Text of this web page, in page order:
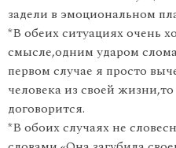
задели в эмоциональном
*В обеих ситуациях очень
смысле,одним ударом
первом случае я просто
человека из своей
договорится.
*В обоих случаях не